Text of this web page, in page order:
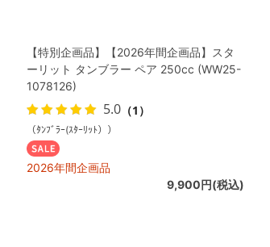
【特別企画品】【2026年間企画品】スタ
ーリット タンブラー ペア 250cc (WW25-
1078126)
5.0 （1）
（ﾀﾝﾌﾞﾗｰ(ｽﾀｰﾘｯﾄ））
2026年間企画品
9,900円(税込)